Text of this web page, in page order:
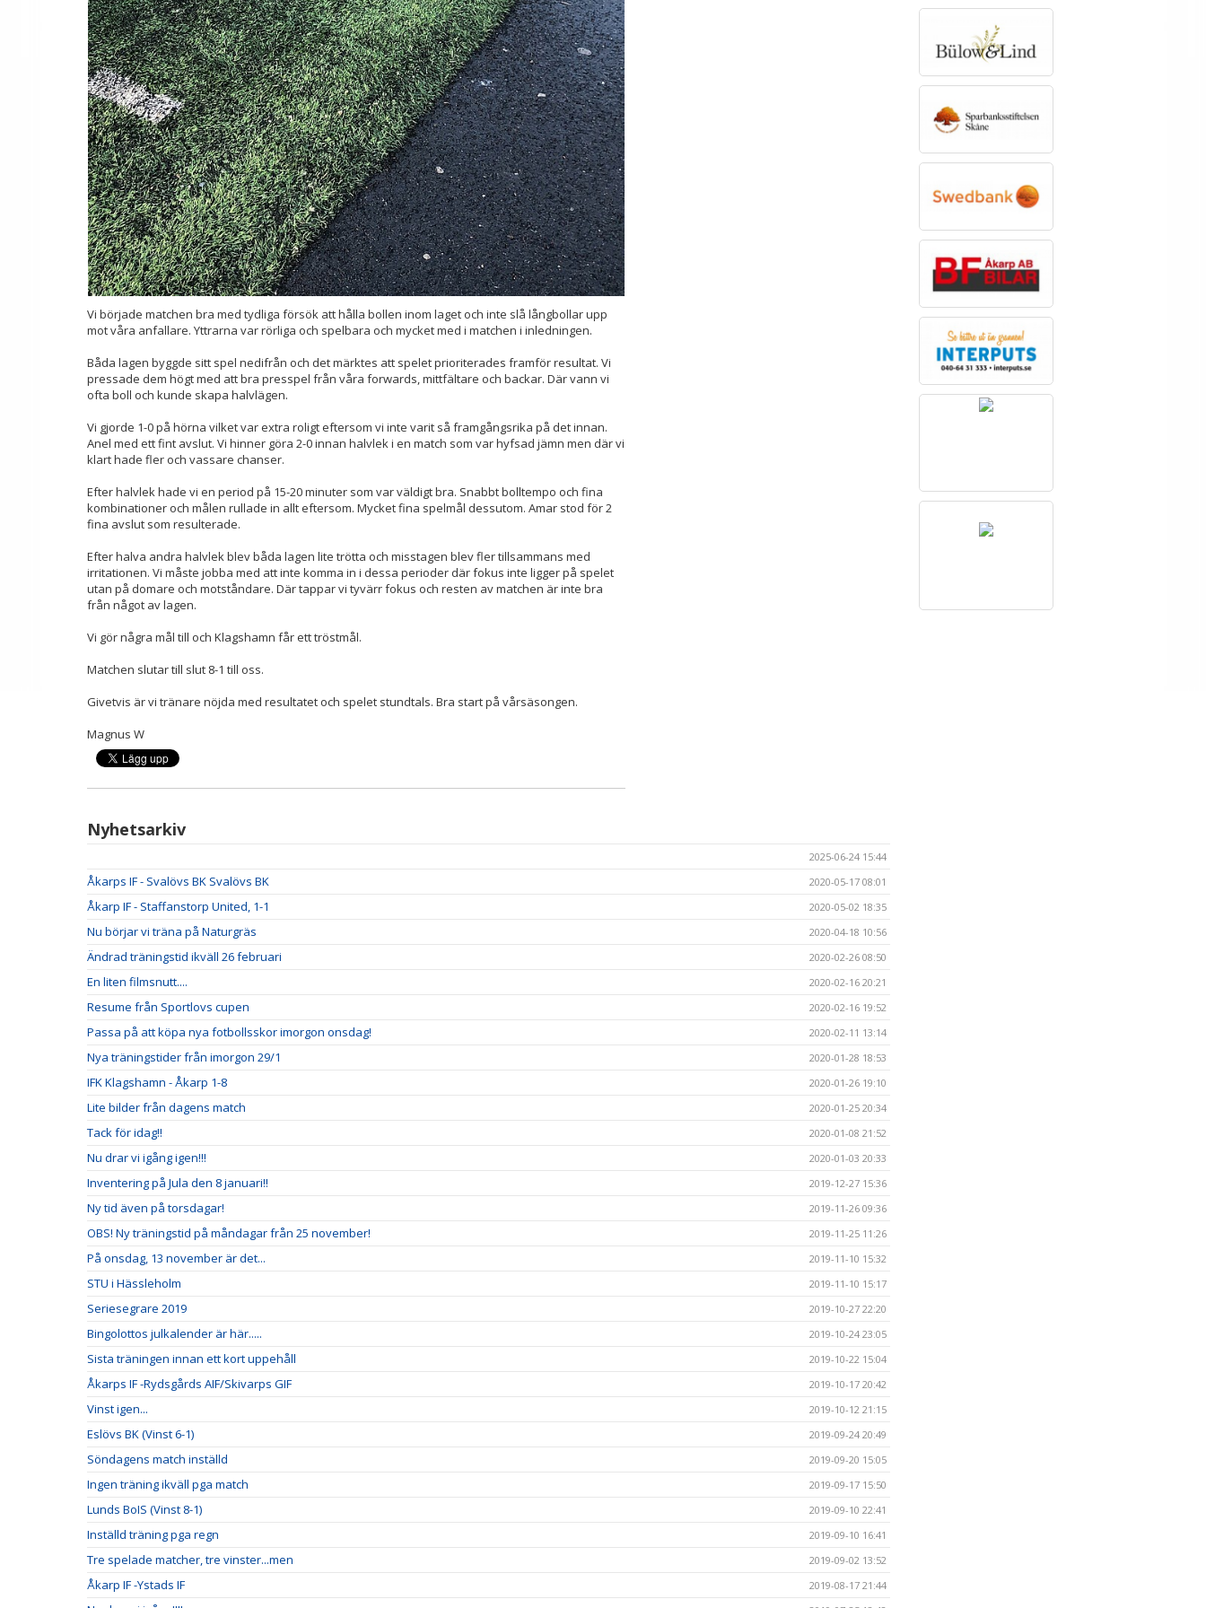
Vi började matchen bra med tydliga försök att hålla bollen inom laget och inte slå långbollar upp
mot våra anfallare. Yttrarna var rörliga och spelbara och mycket med i matchen i inledningen.
Båda lagen byggde sitt spel nedifrån och det märktes att spelet prioriterades framför resultat. Vi
pressade dem högt med att bra presspel från våra forwards, mittfältare och backar. Där vann vi
ofta boll och kunde skapa halvlägen.
Vi gjorde 1-0 på hörna vilket var extra roligt eftersom vi inte varit så framgångsrika på det innan.
Anel med ett fint avslut. Vi hinner göra 2-0 innan halvlek i en match som var hyfsad jämn men där vi
klart hade fler och vassare chanser.
Efter halvlek hade vi en period på 15-20 minuter som var väldigt bra. Snabbt bolltempo och fina
kombinationer och målen rullade in allt eftersom. Mycket fina spelmål dessutom. Amar stod för 2
fina avslut som resulterade.
Efter halva andra halvlek blev båda lagen lite trötta och misstagen blev fler tillsammans med
irritationen. Vi måste jobba med att inte komma in i dessa perioder där fokus inte ligger på spelet
utan på domare och motståndare. Där tappar vi tyvärr fokus och resten av matchen är inte bra
från något av lagen.
Vi gör några mål till och Klagshamn får ett tröstmål.
Matchen slutar till slut 8-1 till oss.
Givetvis är vi tränare nöjda med resultatet och spelet stundtals. Bra start på vårsäsongen.
Magnus W
Nyhetsarkiv
2025-06-24 15:44
Åkarps IF - Svalövs BK Svalövs BK 2020-05-17 08:01
Åkarp IF - Staffanstorp United, 1-1 2020-05-02 18:35
Nu börjar vi träna på Naturgräs 2020-04-18 10:56
Ändrad träningstid ikväll 26 februari 2020-02-26 08:50
En liten filmsnutt.... 2020-02-16 20:21
Resume från Sportlovs cupen 2020-02-16 19:52
Passa på att köpa nya fotbollsskor imorgon onsdag! 2020-02-11 13:14
Nya träningstider från imorgon 29/1 2020-01-28 18:53
IFK Klagshamn - Åkarp 1-8 2020-01-26 19:10
Lite bilder från dagens match 2020-01-25 20:34
Tack för idag!! 2020-01-08 21:52
Nu drar vi igång igen!!! 2020-01-03 20:33
Inventering på Jula den 8 januari!! 2019-12-27 15:36
Ny tid även på torsdagar! 2019-11-26 09:36
OBS! Ny träningstid på måndagar från 25 november! 2019-11-25 11:26
På onsdag, 13 november är det... 2019-11-10 15:32
STU i Hässleholm 2019-11-10 15:17
Seriesegrare 2019 2019-10-27 22:20
Bingolottos julkalender är här..... 2019-10-24 23:05
Sista träningen innan ett kort uppehåll 2019-10-22 15:04
Åkarps IF -Rydsgårds AIF/Skivarps GIF 2019-10-17 20:42
Vinst igen... 2019-10-12 21:15
Eslövs BK (Vinst 6-1) 2019-09-24 20:49
Söndagens match inställd 2019-09-20 15:05
Ingen träning ikväll pga match 2019-09-17 15:50
Lunds BoIS (Vinst 8-1) 2019-09-10 22:41
Inställd träning pga regn 2019-09-10 16:41
Tre spelade matcher, tre vinster...men 2019-09-02 13:52
Åkarp IF -Ystads IF 2019-08-17 21:44